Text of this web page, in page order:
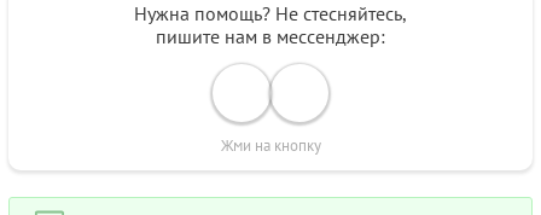
Нужна помощь? Не стесняйтесь,
пишите нам в мессенджер:
Жми на кнопку